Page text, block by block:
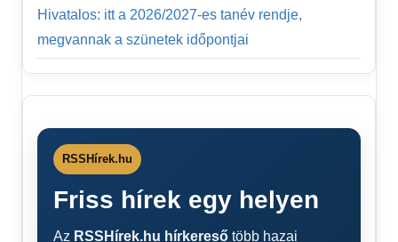
Hivatalos: itt a 2026/2027-es tanév rendje,
megvannak a szünetek időpontjai
RSSHírek.hu
Friss hírek egy helyen
Az RSSHírek.hu hírkereső több hazai